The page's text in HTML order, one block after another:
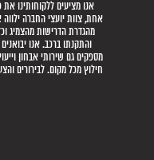
אנו מציעים ללקוחותינו
אחת, צוות יועצי החברה
מהגדרת הדרישות מהצמיג
והתקנתו ברכב. אנו
מספקים גם שירותי אבחון
חילוץ מכל מקום. לבירורים והצעות